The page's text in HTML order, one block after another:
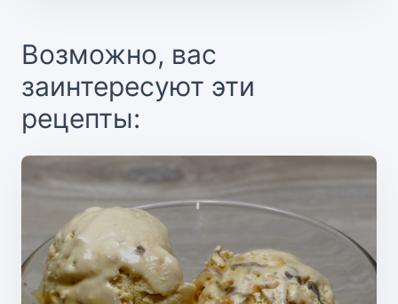
Возможно, вас
заинтересуют эти
рецепты: